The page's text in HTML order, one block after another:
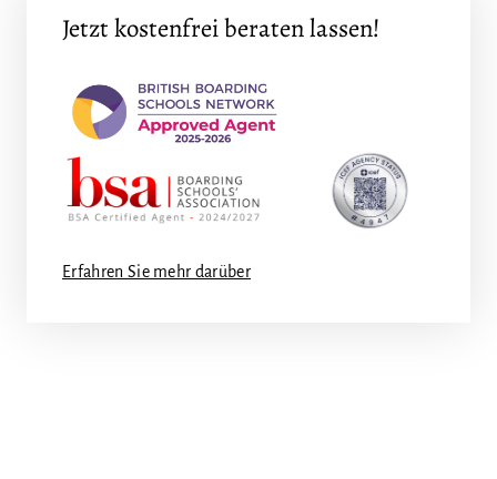
Jetzt kostenfrei beraten lassen!
Erfahren Sie mehr darüber